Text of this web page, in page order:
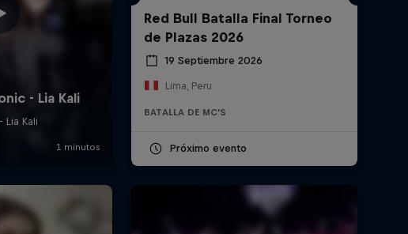
Red Bull Batalla Final Torneo
de Plazas 2026
19 Septiembre 2026
Lima, Peru
BATALLA DE MC'S
Próximo evento